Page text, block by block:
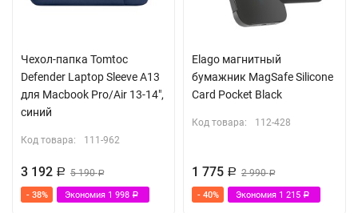
Чехол-папка Tomtoc
Defender Laptop Sleeve A13
для Macbook Pro/Air 13-14",
синий
Код товара: 111-962
3 192 Р 5 190Р
- 38% Экономия 1 998 Р
Elago магнитный
бумажник MagSafe Silicone
Card Pocket Black
Код товара: 112-428
1 775 Р 2 990Р
- 40% Экономия 1 215 Р